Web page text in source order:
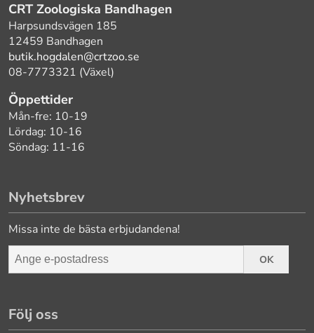
CRT Zoologiska Bandhagen
Harpsundsvägen 185
12459 Bandhagen
butik.hogdalen@crtzoo.se
08-7773321 (Växel)
Öppettider
Mån-fre: 10-19
Lördag: 10-16
Söndag: 11-16
Nyhetsbrev
Missa inte de bästa erbjudandena!
OK
Följ oss